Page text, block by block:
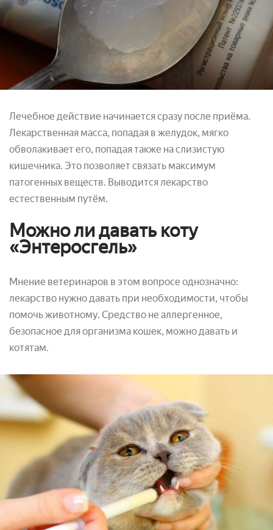
Лечебное действие начинается сразу после приёма.
Лекарственная масса, попадая в желудок, мягко
обволакивает его, попадая также на слизистую
кишечника. Это позволяет связать максимум
патогенных веществ. Выводится лекарство
естественным путём.
Можно ли давать коту
«Энтеросгель»
Мнение ветеринаров в этом вопросе однозначно:
лекарство нужно давать при необходимости, чтобы
помочь животному. Средство не аллергенное,
безопасное для организма кошек, можно давать и
котятам.